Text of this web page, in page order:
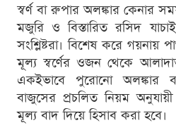
স্বর্ণ বা রুপার অলঙ্কার কেনার
মজুরি ও বিস্তারিত রসিদ
সংশ্লিষ্টরা। বিশেষ করে গয়নায়
মূল্য স্বর্ণের ওজন থেকে
একইভাবে পুরোনো অলঙ্কার
বাজুসের প্রচলিত নিয়ম
মূল্য বাদ দিয়ে হিসাব করা হবে।